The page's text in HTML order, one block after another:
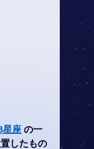
星座 の一
したもの